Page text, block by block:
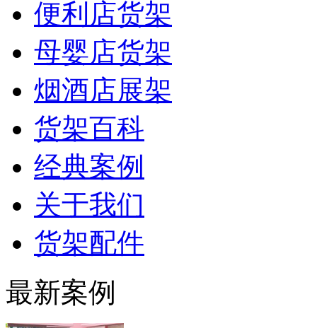
便利店货架
母婴店货架
烟酒店展架
货架百科
经典案例
关于我们
货架配件
最新案例